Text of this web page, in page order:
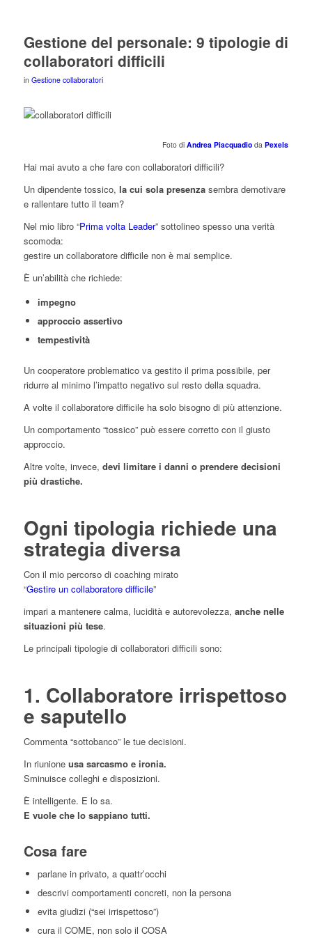
Gestione del personale: 9 tipologie di
collaboratori difficili
in Gestione collaboratori
Foto diAndrea Piacquadio daPexels
Hai mai avuto a che fare con collaboratori difficili?
Un dipendente tossico, la cui sola presenzasembra demotivare
e rallentare tutto il team?
Nel mio libro “Prima volta Leader” sottolineo spesso una verità
scomoda:
gestire un collaboratore difficile non è mai semplice.
È un’abilità che richiede:
impegno
approccio assertivo
tempestività
Un cooperatore problematico va gestito il prima possibile, per
ridurre al minimo l’impatto negativo sul resto della squadra.
A volte il collaboratore difficile ha solo bisogno di più attenzione.
Un comportamento “tossico” può essere corretto con il giusto
approccio.
Altre volte, invece, devi limitare i danni o prendere decisioni
più drastiche.
Ogni tipologia richiede una
strategia diversa
Con il mio percorso di coaching mirato
“Gestire un collaboratore difficile”
impari a mantenere calma, lucidità e autorevolezza, anche nelle
situazioni più tese.
Le principali tipologie di collaboratori difficili sono:
1. Collaboratore irrispettoso
e saputello
Commenta “sottobanco” le tue decisioni.
In riunioneusa sarcasmo e ironia.
Sminuisce colleghi e disposizioni.
È intelligente. E lo sa.
E vuole che lo sappiano tutti.
Cosa fare
parlane in privato, a quattr’occhi
descrivi comportamenti concreti, non la persona
evita giudizi (“sei irrispettoso”)
cura il COME, non solo il COSA